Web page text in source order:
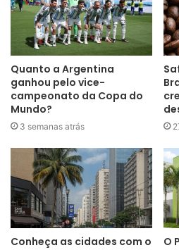
Quanto a Argentina
ganhou pelo vice-
campeonato da Copa do
Mundo?
3 semanas atrás
Conheça as cidades com o
O